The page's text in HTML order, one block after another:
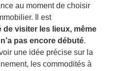
au moment de choisir
Il est
de visiter les lieux, même
pas encore débuté.
une idée précise sur la
les commodités à